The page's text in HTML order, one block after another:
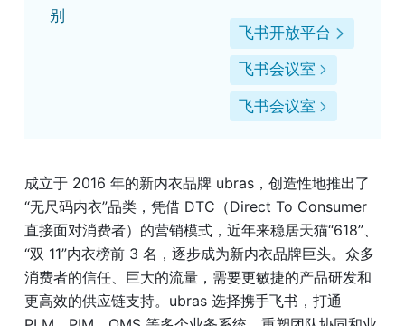
别
飞书开放平台
飞书会议室
飞书会议室
成立于 2016 年的新内衣品牌 ubras，创造性地推出了
“无尺码内衣”品类，凭借 DTC（Direct To Consumer
直接面对消费者）的营销模式，近年来稳居天猫“618”、
“双 11”内衣榜前 3 名，逐步成为新内衣品牌巨头。众多
消费者的信任、巨大的流量，需要更敏捷的产品研发和
更高效的供应链支持。ubras 选择携手飞书，打通